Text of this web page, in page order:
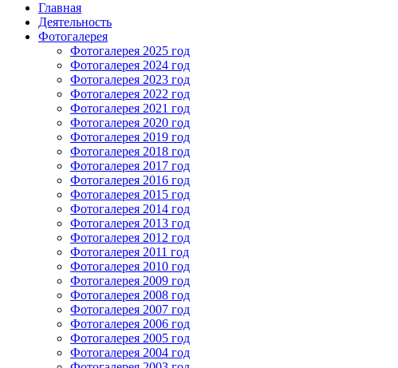
Главная
Деятельность
Фотогалерея
Фотогалерея 2025 год
Фотогалерея 2024 год
Фотогалерея 2023 год
Фотогалерея 2022 год
Фотогалерея 2021 год
Фотогалерея 2020 год
Фотогалерея 2019 год
Фотогалерея 2018 год
Фотогалерея 2017 год
Фотогалерея 2016 год
Фотогалерея 2015 год
Фотогалерея 2014 год
Фотогалерея 2013 год
Фотогалерея 2012 год
Фотогалерея 2011 год
Фотогалерея 2010 год
Фотогалерея 2009 год
Фотогалерея 2008 год
Фотогалерея 2007 год
Фотогалерея 2006 год
Фотогалерея 2005 год
Фотогалерея 2004 год